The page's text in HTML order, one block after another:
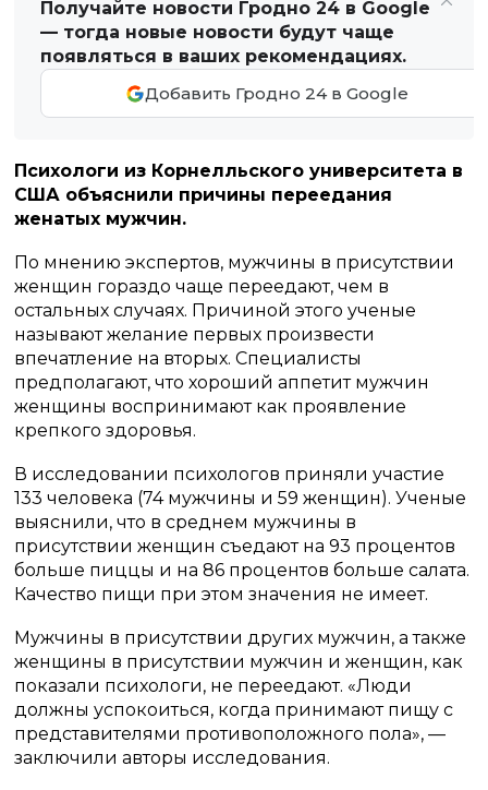
Получайте новости Гродно 24 в Google
— тогда новые новости будут чаще
появляться в ваших рекомендациях.
Добавить Гродно 24 в Google
Психологи из Корнелльского университета в
США объяснили причины переедания
женатых мужчин.
По мнению экспертов, мужчины в присутствии
женщин гораздо чаще переедают, чем в
остальных случаях. Причиной этого ученые
называют желание первых произвести
впечатление на вторых. Специалисты
предполагают, что хороший аппетит мужчин
женщины воспринимают как проявление
крепкого здоровья.
В исследовании психологов приняли участие
133 человека (74 мужчины и 59 женщин). Ученые
выяснили, что в среднем мужчины в
присутствии женщин съедают на 93 процентов
больше пиццы и на 86 процентов больше салата.
Качество пищи при этом значения не имеет.
Мужчины в присутствии других мужчин, а также
женщины в присутствии мужчин и женщин, как
показали психологи, не переедают. «Люди
должны успокоиться, когда принимают пищу с
представителями противоположного пола», —
заключили авторы исследования.